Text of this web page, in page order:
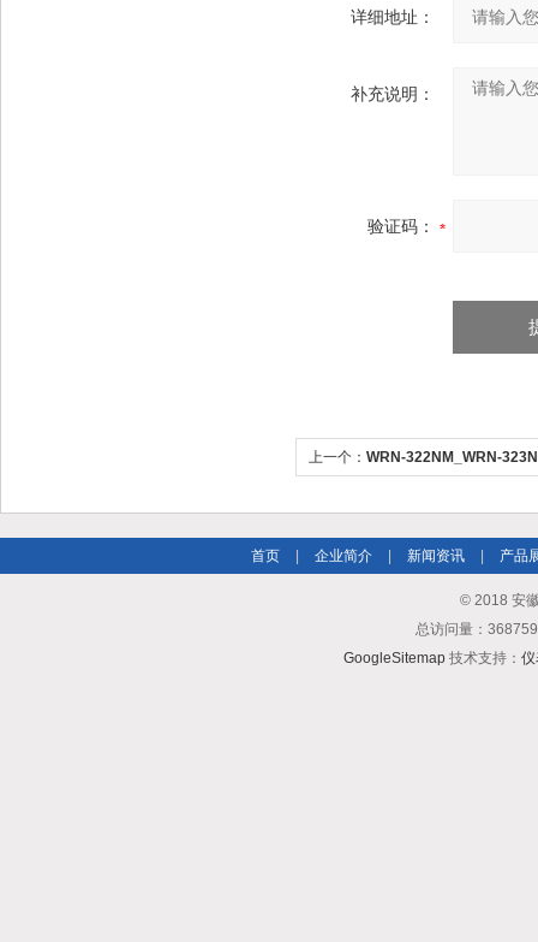
详细地址：
补充说明：
验证码：
上一个： WRN-322NM_WRN-
首页 企业简介 新闻资讯 产品
© 2018 安
总访问量：
GoogleSitemap技术支持： 仪